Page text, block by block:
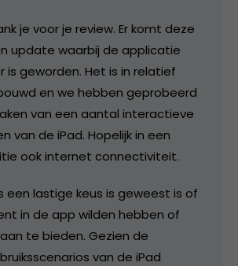
je voor je review. Er komt deze
update waarbij de applicatie
is geworden. Het is in relatief
en we hebben geprobeerd
van een aantal interactieve
van de iPad. Hopelijk in een
ook internet connectiviteit.
een lastige keus is geweest is of
in de app wilden hebben of
te bieden. Gezien de
van de iPad